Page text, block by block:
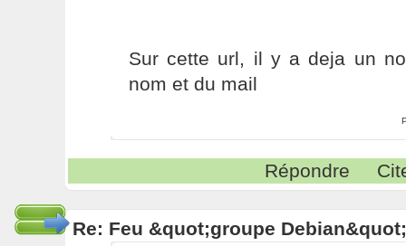
Sur cette url, il y a deja un
nom et du mail
Répondre
Re: Feu &quot;groupe Debian&quot;